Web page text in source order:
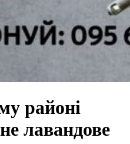
районі
лавандове